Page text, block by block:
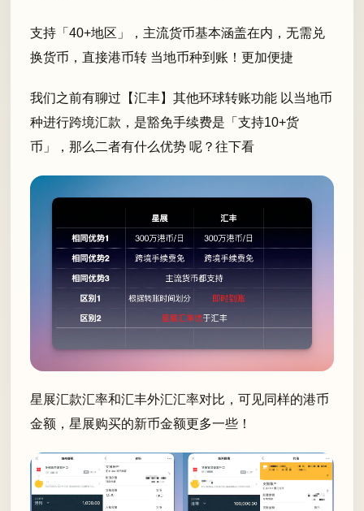
支持「40+地区」，主流货币基本涵盖在内，无需兑
换货币，直接港币转 当地币种到账！更加便捷
我们之前有聊过【汇丰】其他环球转账功能 以当地币
种进行跨境汇款，是豁免手续费是「支持10+货
币」，那么二者有什么优势 呢？往下看
星展汇款汇率和汇丰外汇汇率对比，可见同样的港币
金额，星展购买的新币金额更多一些！